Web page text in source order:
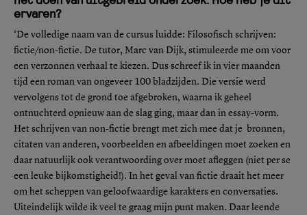
ervaren?
‘De volledige naam van de cursus luidde: Filosofisch schrijven:
fictie/non-fictie. De tutor, Marc van Dijk, stimuleerde me om voor
een verzonnen verhaal te kiezen. Dus schreef ik in vier maanden
tijd een roman van ongeveer 100 bladzijden. Die versie werd
vervolgens tot de grond toe afgebroken, waarna ik geheel
ontnuchterd opnieuw aan de slag ging, maar dan in essay-vorm.
Het schrijven van non-fictie brengt met zich mee dat je bronnen,
citaten van anderen, voorbeelden en afbeeldingen moet zoeken en
daar natuurlijk ook verantwoording over moet afleggen (niet per se
een leuke bijkomstigheid!). In het geval van fictie draait het meer
om het scheppen van geloofwaardige karakters en conversaties.
Uiteindelijk wilde ik veel te graag mijn punt maken. Daar leende